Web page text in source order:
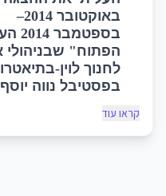
באוקטובר2014–
בספטמבר2014
הפתוח"
לחנוך לוין-
בפסטיבל נווה
קראו עוד